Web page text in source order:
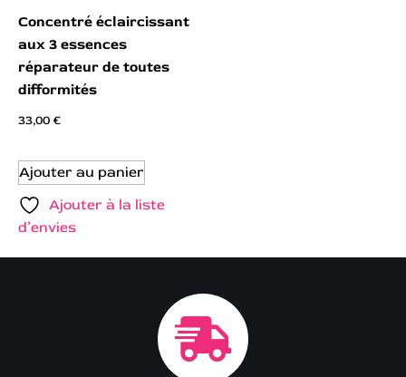
Concentré éclaircissant
aux 3 essences
réparateur de toutes
difformités
33,00€
Ajouter au panier
Ajouter à la liste
d’envies